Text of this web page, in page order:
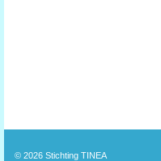
© 2026 Stichting TINEA